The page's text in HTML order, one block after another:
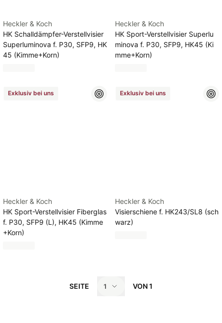
Heckler & Koch
HK Schalldämpfer-Verstellvisier
Superluminova f. P30, SFP9, HK
45 (Kimme+Korn)
Heckler & Koch
HK Sport-Verstellvisier Superlu
minova f. P30, SFP9, HK45 (Ki
mme+Korn)
Exklusiv bei uns
Heckler & Koch
HK Sport-Verstellvisier Fiberglas
f. P30, SFP9 (L), HK45 (Kimme
+Korn)
Exklusiv bei uns
Heckler & Koch
Visierschiene f. HK243/SL8 (sch
warz)
SEITE 1 VON1